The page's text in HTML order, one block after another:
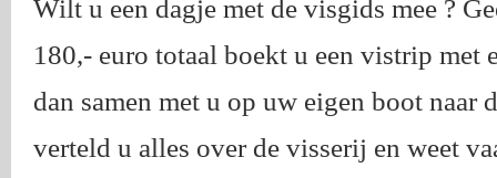
Wilt u een dagje met de visgids mee ?
180,- euro totaal boekt u een vistrip met
dan samen met u op uw eigen boot naar
verteld u alles over de visserij en weet